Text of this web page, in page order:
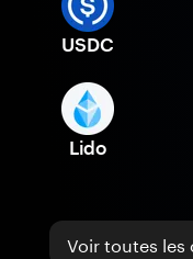
USDC
Lido
Voir toutes les